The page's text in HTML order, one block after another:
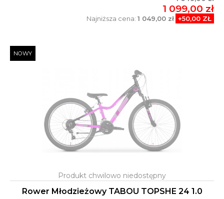
1 099,00 zł
Najniższa cena: 1 049,00 zł +50,00 ZŁ
Rower Młodzieżowy TABOU TOPSHE 24 1.0
NOWY